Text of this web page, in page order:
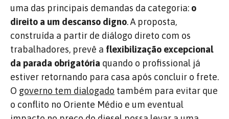
uma das principais demandas da categoria: o
direito a um descanso digno. A proposta,
construída a partir de diálogo direto com os
trabalhadores, prevê a flexibilização excepcional
da parada obrigatória quando o profissional já
estiver retornando para casa após concluir o frete.
O governo tem dialogado também para evitar que
o conflito no Oriente Médio e um eventual